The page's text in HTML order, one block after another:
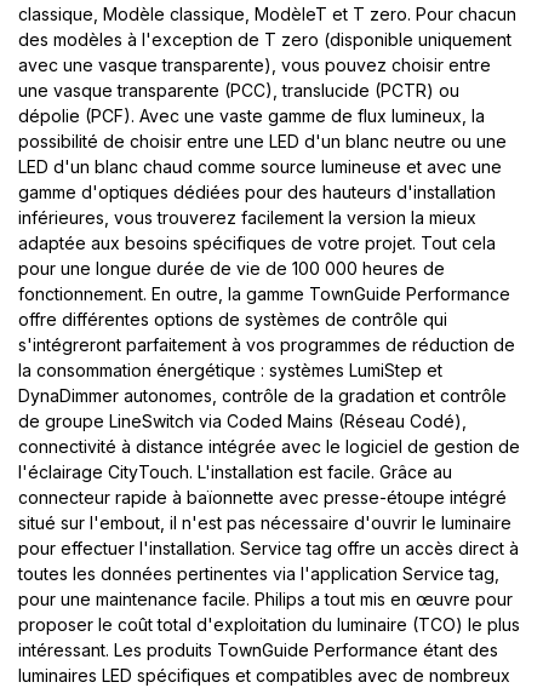
classique, Modèle classique, ModèleT et T zero. Pour chacun
des modèles à l'exception de T zero (disponible uniquement
avec une vasque transparente), vous pouvez choisir entre
une vasque transparente (PCC), translucide (PCTR) ou
dépolie (PCF). Avec une vaste gamme de flux lumineux, la
possibilité de choisir entre une LED d'un blanc neutre ou une
LED d'un blanc chaud comme source lumineuse et avec une
gamme d'optiques dédiées pour des hauteurs d'installation
inférieures, vous trouverez facilement la version la mieux
adaptée aux besoins spécifiques de votre projet. Tout cela
pour une longue durée de vie de 100 000 heures de
fonctionnement. En outre, la gamme TownGuide Performance
offre différentes options de systèmes de contrôle qui
s'intégreront parfaitement à vos programmes de réduction de
la consommation énergétique : systèmes LumiStep et
DynaDimmer autonomes, contrôle de la gradation et contrôle
de groupe LineSwitch via Coded Mains (Réseau Codé),
connectivité à distance intégrée avec le logiciel de gestion de
l'éclairage CityTouch. L'installation est facile. Grâce au
connecteur rapide à baïonnette avec presse-étoupe intégré
situé sur l'embout, il n'est pas nécessaire d'ouvrir le luminaire
pour effectuer l'installation. Service tag offre un accès direct à
toutes les données pertinentes via l'application Service tag,
pour une maintenance facile. Philips a tout mis en œuvre pour
proposer le coût total d'exploitation du luminaire (TCO) le plus
intéressant. Les produits TownGuide Performance étant des
luminaires LED spécifiques et compatibles avec de nombreux